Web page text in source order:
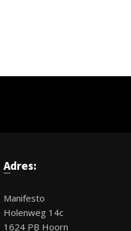
Adres:
Manifesto
Holenweg 14c
1624 PB Hoorn